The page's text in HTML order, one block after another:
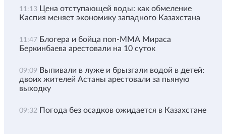
11:13 Цена отступающей воды: как обмеление
Каспия меняет экономику западного Казахстана
11:47 Блогера и бойца поп-ММА Мираса
Беркинбаева арестовали на 10 суток
09:09 Выпивали в луже и брызгали водой в детей:
двоих жителей Астаны арестовали за пьяную
выходку
09:32 Погода без осадков ожидается в Казахстане